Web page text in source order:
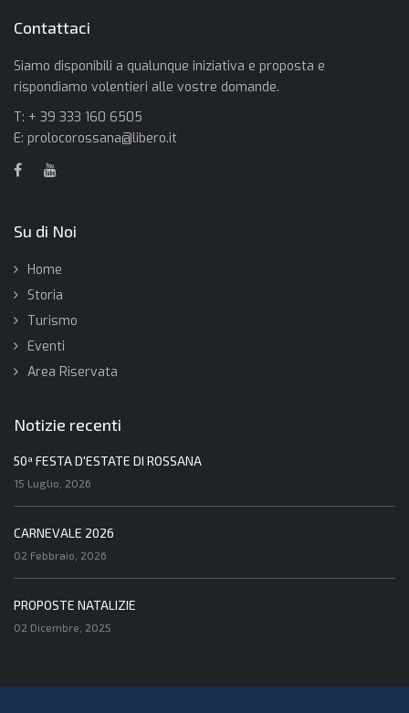
Contattaci
Siamo disponibili a qualunque iniziativa e proposta e
rispondiamo volentieri alle vostre domande.
T: + 39 333 160 6505
E: prolocorossana@libero.it
Su di Noi
Home
Storia
Turismo
Eventi
Area Riservata
Notizie recenti
50ª FESTA D'ESTATE DI ROSSANA
15 Luglio, 2026
CARNEVALE 2026
02 Febbraio, 2026
PROPOSTE NATALIZIE
02 Dicembre, 2025